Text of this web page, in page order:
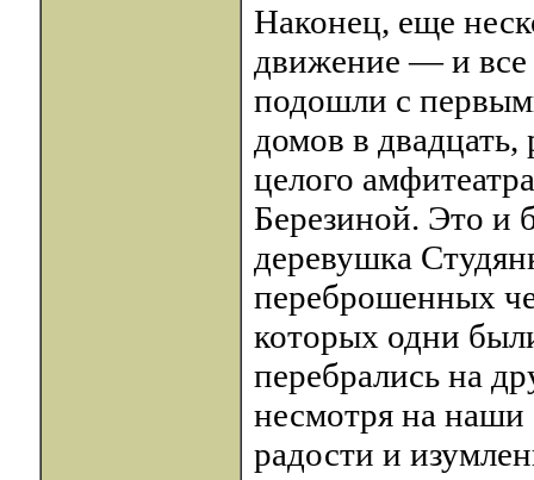
Наконец, еще
движение — и
подошли с
домов в
целого
Березиной. Это и
деревушка
переброшенных
которых одни
перебрались на
несмотря на наши
радости и